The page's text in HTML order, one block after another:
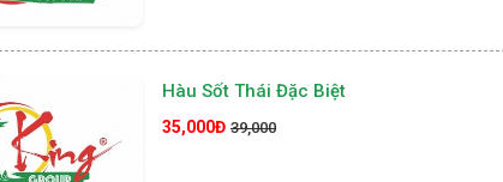
Hàu Sốt Thái Đặc Biệt
35,000Đ 39,000